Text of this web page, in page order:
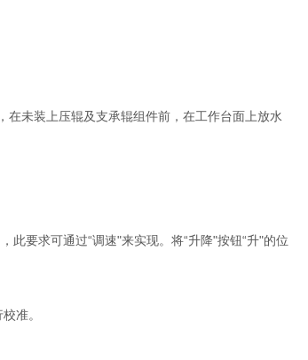
未装上压辊及支承辊组件前，在工作台面上放水
要求可通过“调速"来实现。将“升降"按钮“升"的位
准。